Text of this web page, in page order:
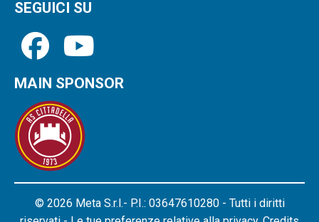
SEGUICI SU
MAIN SPONSOR
© 2026 Meta S.r.l.- P.I.: 03647610280 - Tutti i diritti